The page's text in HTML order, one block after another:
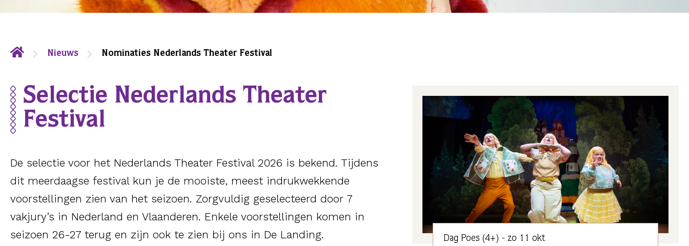
Nieuws Nominaties Nederlands Theater Festival
Selectie Nederlands Theater
Festival
De selectie voor het Nederlands Theater Festival 2026 is bekend. Tijdens
dit meerdaagse festival kun je de mooiste, meest indrukwekkende
voorstellingen zien van het seizoen. Zorgvuldig geselecteerd door 7
vakjury’s in Nederland en Vlaanderen. Enkele voorstellingen komen in
seizoen 26-27 terug en zijn ook te zien bij ons in De Landing.
Dag Poes (4+) - zo 11 okt